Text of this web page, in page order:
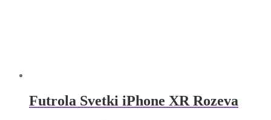
Futrola Svetki iPhone XR Rozeva